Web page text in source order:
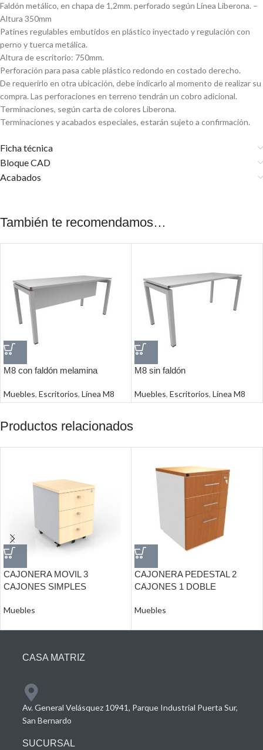
Faldón metálico, en chapa de 1,2mm. perforado según Línea Liberona. –
Altura 350mm
Patines regulables embutidos en plástico inyectado y regulación con
perno y tuerca metálica.
Altura de escritorio: 750mm.
Perforación para pasa cable plástico redondo en costado derecho.
De requerirlo en otra ubicación, debe indicarlo al momento de realizar su
compra. Las perforaciones en terreno tendrán un cobro adicional.
Terminaciones, según carta de colores Liberona.
Terminaciones y acabados especiales, estarán sujeto a confirmación.
Ficha técnica
Bloque CAD
Acabados
También te recomendamos…
M8 con faldón melamina
Muebles, Escritorios, Línea M8
M8 sin faldón
Muebles, Escritorios, Línea M8
Productos relacionados
CAJONERA MOVIL 3
CAJONES SIMPLES
Muebles
CAJONERA PEDESTAL 2
CAJONES 1 DOBLE
Muebles
CASA MATRIZ
Av. General Velásquez 10941, Parque Industrial Puerta Sur,
San Bernardo
SUCURSAL